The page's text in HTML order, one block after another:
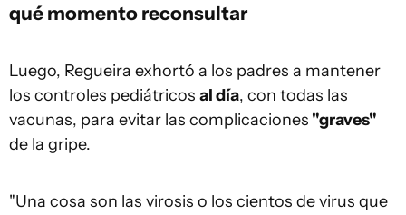
qué momento reconsultar
Luego, Regueira exhortó a los padres a mantener
los controles pediátricos al día, con todas las
vacunas, para evitar las complicaciones "graves"
de la gripe.
"Una cosa son las virosis o los cientos de virus que